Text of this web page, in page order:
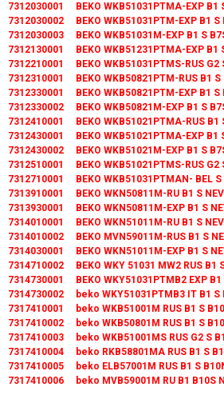
7312030001 BEKO WKB51031PTMA-EXP B1
7312030002 BEKO WKB51031PTM-EXP B1 S
7312030003 BEKO WKB51031M-EXP B1 S
7312130001 BEKO WKB51231PTMA-EXP B1
7312210001 BEKO WKB51031PTMS-RUS G2
7312310001 BEKO WKB50821PTM-RUS B1 S
7312330001 BEKO WKB50821PTM-EXP B1 S
7312330002 BEKO WKB50821M-EXP B1 S
7312410001 BEKO WKB51021PTMA-RUS B1
7312430001 BEKO WKB51021PTMA-EXP B1
7312430002 BEKO WKB51021M-EXP B1 S
7312510001 BEKO WKB51021PTMS-RUS G2
7312710001 BEKO WKB51031PTMAN- BEL S
7313910001 BEKO WKN50811M-RU B1 S
7313930001 BEKO WKN50811M-EXP B1 S
7314010001 BEKO WKN51011M-RU B1 S
7314010002 BEKO MVN59011M-RUS B1 S
7314030001 BEKO WKN51011M-EXP B1 S
7314710002 BEKO WKY 51031 MW2 RUS B1
7314730001 BEKO WKY51031PTMB2 EXP B1
7314730002 beko WKY51031PTMB3 IT B1 S
7317410001 beko WKB51001M RUS B1 S
7317410002 beko WKB50801M RUS B1 S
7317410003 beko WKB51001MS RUS G2 S
7317410004 beko RKB58801MA RUS B1 S
7317410005 beko ELB57001M RUS B1 S
7317410006 beko MVB59001M RU B1 B10S